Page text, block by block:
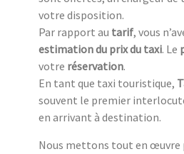
votre disposition.
Par rapport au tarif, vous
estimation du prix du taxi. Le
votre réservation.
En tant que taxi touristique,
souvent le premier
en arrivant à destination.
Nous mettons tout en œuvre